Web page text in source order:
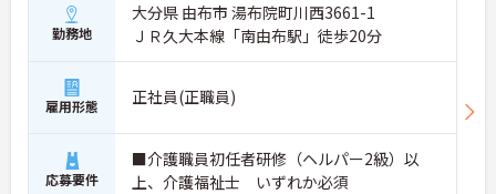
勤務地
大分県 由布市 湯布院町川西3661-1
ＪＲ久大本線「南由布駅」徒歩20分
雇用形態 正社員(正職員)
応募要件
■介護職員初任者研修（ヘルパー2級）以
上、介護福祉士 いずれか必須